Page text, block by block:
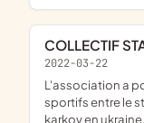
COLLECTIF
2022-03-22
l'association a pour objet, dans le cadre des échanges
sportifs entre le
karkov en